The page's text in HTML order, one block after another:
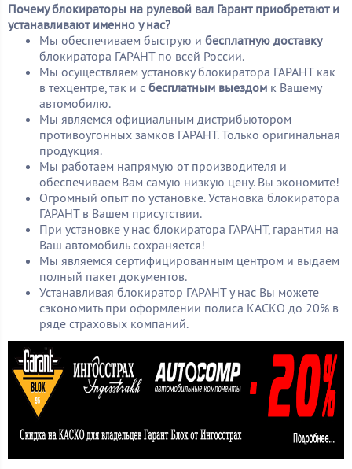
Почему блокираторы на рулевой вал Гарант приобретают и
устанавливают именно у нас?
Мы обеспечиваем быструю и бесплатную доставку
блокиратора ГАРАНТ по всей России.
Мы осуществляем установку блокиратора ГАРАНТ как
в техцентре, так и с бесплатным выездом к Вашему
автомобилю.
Мы являемся официальным дистрибьютором
противоугонных замков ГАРАНТ. Только оригинальная
продукция.
Мы работаем напрямую от производителя и
обеспечиваем Вам самую низкую цену. Вы экономите!
Огромный опыт по установке. Установка блокиратора
ГАРАНТ в Вашем присутствии.
При установке у нас блокиратора ГАРАНТ, гарантия на
Ваш автомобиль сохраняется!
Мы являемся сертифицированным центром и выдаем
полный пакет документов.
Устанавливая блокиратор ГАРАНТ у нас Вы можете
сэкономить при оформлении полиса КАСКО до 20% в
ряде страховых компаний.